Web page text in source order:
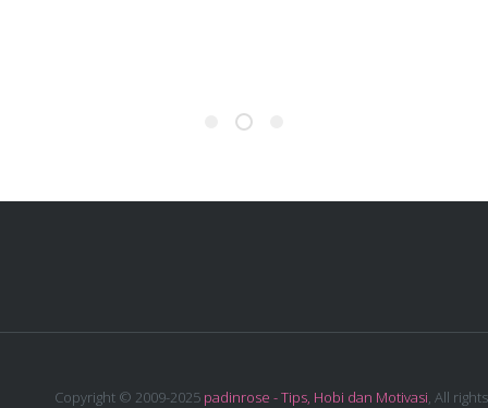
Copyright © 2009-2025 padinrose - Tips, Hobi dan Motivasi, All rights